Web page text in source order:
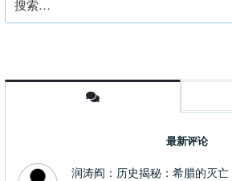
索：
最新评论
润涛阎：历史揭秘：希腊的灭亡